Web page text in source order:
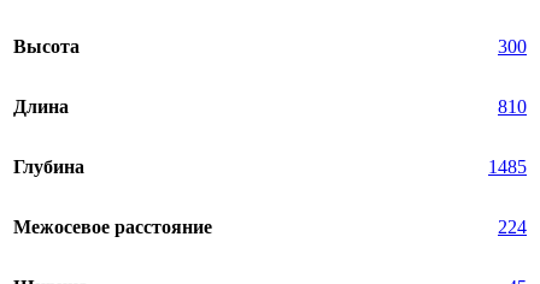
Высота 300
Длина 810
Глубина 1485
Межосевое расстояние 224